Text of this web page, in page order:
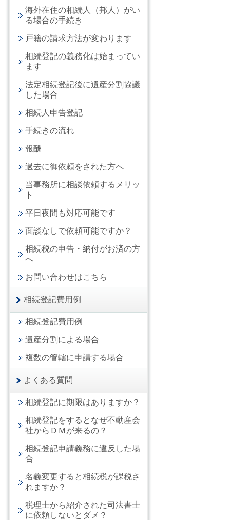
海外在住の相続人（邦人）がい
る場合の手続き
戸籍の請求方法が変わります
相続登記の義務化は始まってい
ます
法定相続登記後に遺産分割協議
した場合
相続人申告登記
手続きの流れ
報酬
過去に御依頼をされた方へ
当事務所に相談依頼するメリッ
ト
平日夜間も対応可能です
面談なしで依頼可能ですか？
相続税の申告・納付がお済の方
へ
お問い合わせはこちら
相続登記費用例
相続登記費用例
遺産分割による場合
複数の管轄に申請する場合
よくある質問
相続登記に期限はありますか？
相続登記をするとなぜ不動産会
社からＤＭが来るの？
相続登記申請義務に違反した場
合
名義変更すると相続税が課税さ
れますか？
税理士から紹介された司法書士
に依頼しないとダメ？